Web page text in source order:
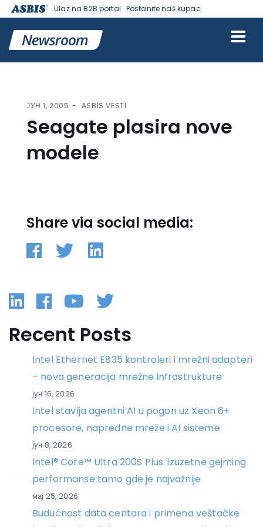
Ulaz na B2B portal Postanite naš kupac
ЈУН 1, 2005 ASBIS VESTI
Seagate plasira nove
modele
Share via social media:
Linkedin
Facebook
YouTube
Twitter
Recent Posts
Intel Ethernet E835 kontroleri i mrežni adapteri
– nova generacija mrežne infrastrukture
јун 16, 2026
Intel stavlja agentni AI u pogon uz Xeon 6+
procesore, napredne mreže i AI sisteme
јун 8, 2026
Intel® Core™ Ultra 200S Plus: izuzetne gejming
performanse tamo gde je najvažnije
мај 25, 2026
Budućnost data centara i primena veštačke